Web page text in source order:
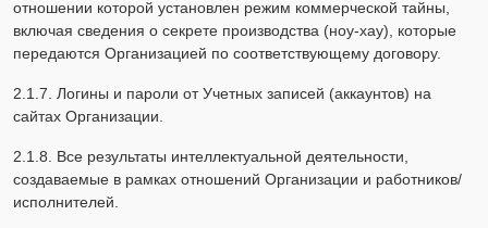
отношении которой установлен режим коммерческой тайны,
включая сведения о секрете производства (ноу-хау), которые
передаются Организацией по соответствующему договору.
2.1.7. Логины и пароли от Учетных записей (аккаунтов) на
сайтах Организации.
2.1.8. Все результаты интеллектуальной деятельности,
создаваемые в рамках отношений Организации и работников/
исполнителей.